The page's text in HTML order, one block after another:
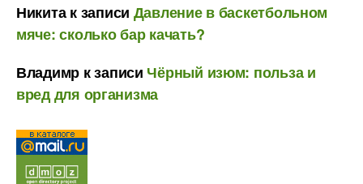
Никитак записи Давление в баскетбольном
мяче: сколько бар качать?
Владимр к записи Чёрный изюм: польза и
вред для организма